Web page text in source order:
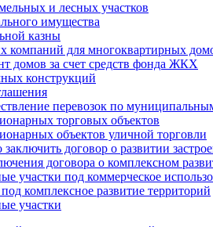
и лесных участков
имущества
казны
компаний для многоквартирных
домов за счет средств фонда ЖКХ
конструкций
перевозок по
торговых объектов
объектов уличной торговли
договор о развитии
договора о комплексном
участки под коммерческое
комплексное развитие территорий
участки